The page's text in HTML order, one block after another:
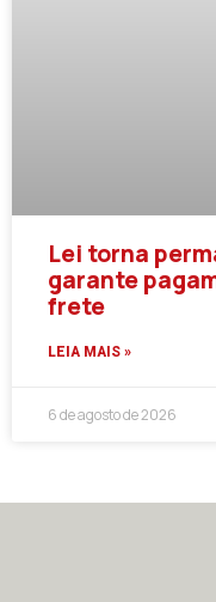
Lei torna
garante
frete
LEIA MAIS »
6 de agosto de 2026